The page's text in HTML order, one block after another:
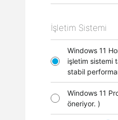
İşletim Sistemi
Windows 11
işletim sistemi
stabil
Windows 11
öneriyor. )